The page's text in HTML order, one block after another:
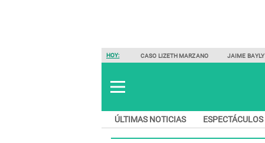
HOY: CASO LIZETH MARZANO JAIME BAYLY
ÚLTIMAS NOTICIAS ESPECTÁCULOS